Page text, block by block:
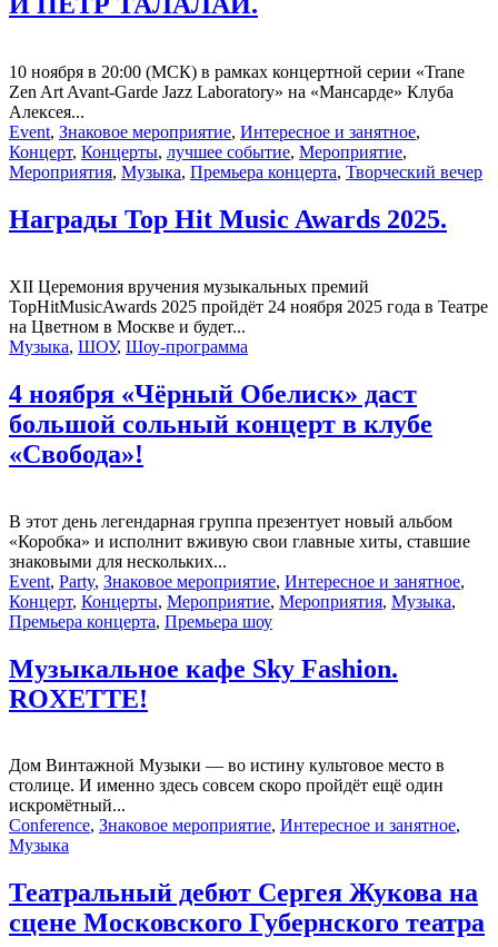
10 ноября в 20:00 (МСК) в рамках концертной серии «Trane
Zen Art Avant-Garde Jazz Laboratory» на «Мансарде» Клуба
Алексея...
Event, Знаковое мероприятие, Интересное и занятное,
Концерт, Концерты, лучшее событие, Мероприятие,
Мероприятия, Музыка, Премьера концерта, Творческий вечер
Награды Top Hit Music Awards 2025.
XII Церемония вручения музыкальных премий
TopHitMusicAwards 2025 пройдёт 24 ноября 2025 года в Театре
на Цветном в Москве и будет...
Музыка, ШОУ, Шоу-программа
4 ноября «Чёрный Обелиск» даст
большой сольный концерт в клубе
«Свобода»!
В этот день легендарная группа презентует новый альбом
«Коробка» и исполнит вживую свои главные хиты, ставшие
знаковыми для нескольких...
Event, Party, Знаковое мероприятие, Интересное и занятное,
Концерт, Концерты, Мероприятие, Мероприятия, Музыка,
Премьера концерта, Премьера шоу
Музыкальное кафе Sky Fashion.
ROXETTE!
Дом Винтажной Музыки — во истину культовое место в
столице. И именно здесь совсем скоро пройдёт ещё один
искромëтный...
Conference, Знаковое мероприятие, Интересное и занятное,
Музыка
Театральный дебют Сергея Жукова на
сцене Московского Губернского театра